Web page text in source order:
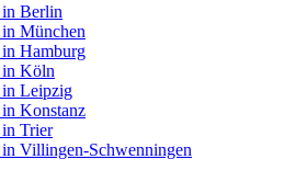
in Berlin
München
Hamburg
in Köln
in Leipzig
Konstanz
in Trier
Villingen-Schwenningen